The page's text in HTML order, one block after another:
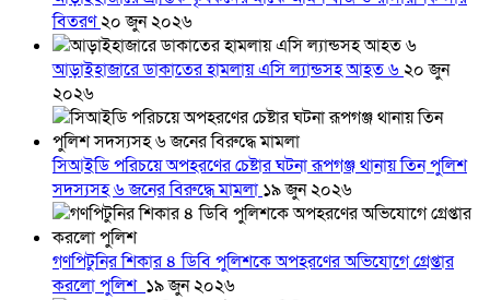
বিতরণ২০ জুন ২০২৬
আড়াইহাজারে ডাকাতের হামলায় এসি ল্যান্ডসহ আহত ৬২০ জুন
২০২৬
সিআইডি পরিচয়ে অপহরণের চেষ্টার ঘটনা রূপগঞ্জ থানায় তিন পুলিশ
সদস্যসহ ৬ জনের বিরুদ্ধে মামলা ১৯ জুন ২০২৬
গণপিটুনির শিকার ৪ ডিবি পুলিশকে অপহরণের অভিযোগে গ্রেপ্তার
করলো পুলিশ ১৯ জুন ২০২৬